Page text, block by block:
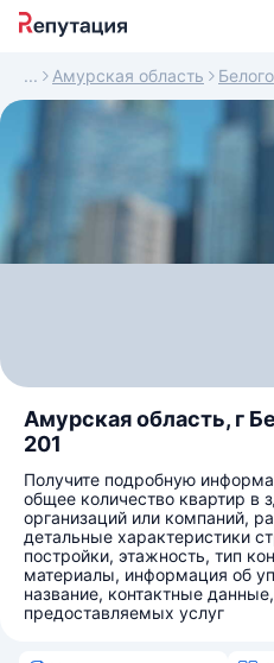
Амурская область
Амурская область, г
201
Получите подробную
общее количество квартир в
организаций или компаний,
детальные характеристики
постройки, этажность, тип
материалы, информация об
название, контактные
предоставляемых услуг